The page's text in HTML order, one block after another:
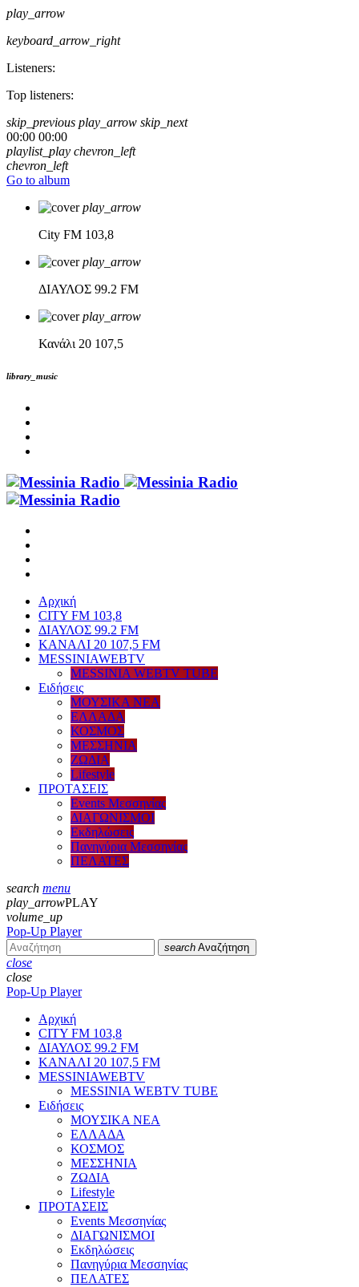
play_arrow
keyboard_arrow_right
Listeners:
Top listeners:
skip_previous play_arrow skip_next
00:00 00:00
playlist_play chevron_left
chevron_left
Go to album
play_arrow
City FM 103,8
play_arrow
ΔΙΑΥΛΟΣ 99.2 FM
play_arrow
Κανάλι 20 107,5
library_music
Αρχική
CITY FM 103,8
ΔΙΑΥΛΟΣ 99.2 FM
ΚΑΝΑΛΙ 20 107,5 FM
MESSINIAWEBTV
MESSINIA WEBTV TUBE
Eιδήσεις
ΜΟΥΣΙΚΑ ΝΕΑ
ΕΛΛΑΔΑ
ΚΟΣΜΟΣ
ΜΕΣΣΗΝΙΑ
ΖΩΔΙΑ
Lifestyle
ΠΡΟΤΑΣΕΙΣ
Events Μεσσηνίας
ΔΙΑΓΩΝΙΣΜΟΙ
Εκδηλώσεις
Πανηγύρια Μεσσηνίας
ΠΕΛΑΤΕΣ
search menu
play_arrowPLAY
volume_up
Pop-Up Player
search Αναζήτηση
close
close
Pop-Up Player
Αρχική
CITY FM 103,8
ΔΙΑΥΛΟΣ 99.2 FM
ΚΑΝΑΛΙ 20 107,5 FM
MESSINIAWEBTV
MESSINIA WEBTV TUBE
Eιδήσεις
ΜΟΥΣΙΚΑ ΝΕΑ
ΕΛΛΑΔΑ
ΚΟΣΜΟΣ
ΜΕΣΣΗΝΙΑ
ΖΩΔΙΑ
Lifestyle
ΠΡΟΤΑΣΕΙΣ
Events Μεσσηνίας
ΔΙΑΓΩΝΙΣΜΟΙ
Εκδηλώσεις
Πανηγύρια Μεσσηνίας
ΠΕΛΑΤΕΣ